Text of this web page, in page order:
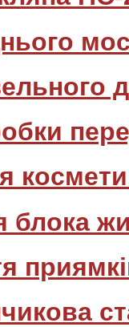
блока